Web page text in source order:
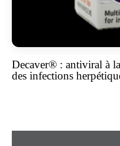
Decaver® : antiviral à
des infections